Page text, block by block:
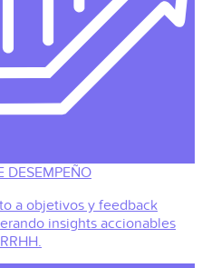
DESEMPEÑO
a objetivos y feedback
insights accionables